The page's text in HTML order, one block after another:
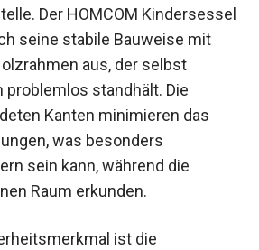
Der HOMCOM Kindersessel
seine stabile Bauweise mit
aus, der selbst
problemlos standhält. Die
Kanten minimieren das
was besonders
sein kann, während die
Raum erkunden.
ist die